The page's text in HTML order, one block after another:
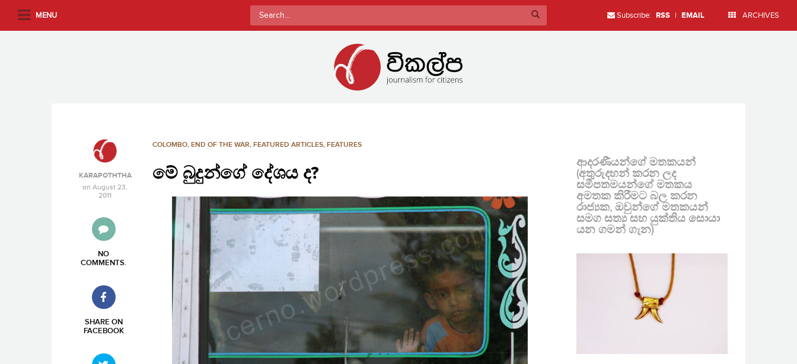
MENU
Search
for:
Subscribe: RSS | EMAIL ARCHIVES
COLOMBO, END OF THE WAR, FEATURED ARTICLES, FEATURES
මේ බුදුන්ගේ දේශය ද?
KARAPOTHTHA
on August 23,
2011
NO
COMMENTS.
SHARE ON
FACEBOOK
ආදරණීයන්ගේ මතකයන්
(අතුරුදහන් කරන ලද
සමීපතමයන්ගේ මතකය
අමතක කිරීමට බල කරන
රාජ්‍යක, ඔවුන්ගේ මතකයන්
සමග සත්‍ය සහ යුක්තිය සොයා
යන ගමන් ගැන)